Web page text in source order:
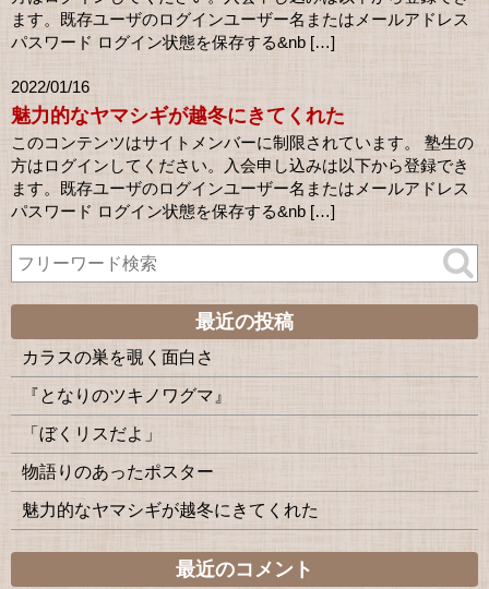
ます。既存ユーザのログインユーザー名またはメールアドレス
パスワード ログイン状態を保存する&nb […]
2022/01/16
魅力的なヤマシギが越冬にきてくれた
このコンテンツはサイトメンバーに制限されています。 塾生の
方はログインしてください。入会申し込みは以下から登録でき
ます。既存ユーザのログインユーザー名またはメールアドレス
パスワード ログイン状態を保存する&nb […]
最近の投稿
カラスの巣を覗く面白さ
『となりのツキノワグマ』
「ぼくリスだよ」
物語りのあったポスター
魅力的なヤマシギが越冬にきてくれた
最近のコメント